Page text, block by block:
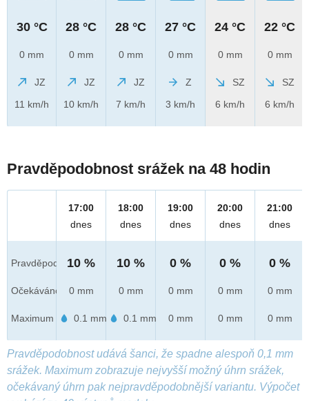
30 °C
0 mm
JZ
11 km/h
28 °C
0 mm
JZ
10 km/h
28 °C
0 mm
JZ
7 km/h
27 °C
0 mm
Z
3 km/h
24 °C
0 mm
SZ
6 km/h
22 °C
0 mm
SZ
6 km/h
Pravděpodobnost srážek na 48 hodin
Pravděpod.
Očekáváno
Maximum
17:00
dnes
10 %
0 mm
0.1 mm
18:00
dnes
10 %
0 mm
0.1 mm
19:00
dnes
0 %
0 mm
0 mm
20:00
dnes
0 %
0 mm
0 mm
21:00
dnes
0 %
0 mm
0 mm
Pravděpodobnost udává šanci, že spadne alespoň 0,1 mm
srážek. Maximum zobrazuje nejvyšší možný úhrn srážek,
očekávaný úhrn pak nejpravděpodobnější variantu. Výpočet